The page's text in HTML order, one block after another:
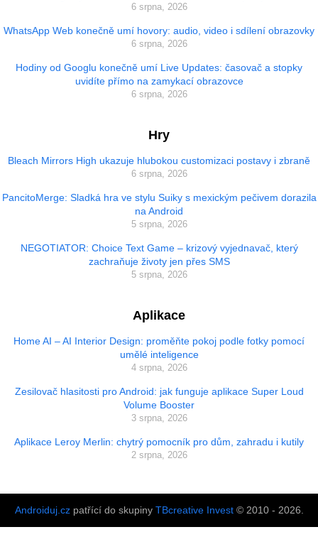
6 srpna, 2026
WhatsApp Web konečně umí hovory: audio, video i sdílení obrazovky
6 srpna, 2026
Hodiny od Googlu konečně umí Live Updates: časovač a stopky
uvidíte přímo na zamykací obrazovce
6 srpna, 2026
Hry
Bleach Mirrors High ukazuje hlubokou customizaci postavy i zbraně
6 srpna, 2026
PancitoMerge: Sladká hra ve stylu Suiky s mexickým pečivem dorazila
na Android
5 srpna, 2026
NEGOTIATOR: Choice Text Game – krizový vyjednavač, který
zachraňuje životy jen přes SMS
5 srpna, 2026
Aplikace
Home AI – AI Interior Design: proměňte pokoj podle fotky pomocí
umělé inteligence
4 srpna, 2026
Zesilovač hlasitosti pro Android: jak funguje aplikace Super Loud
Volume Booster
3 srpna, 2026
Aplikace Leroy Merlin: chytrý pomocník pro dům, zahradu i kutily
2 srpna, 2026
Androiduj.czpatřící do skupiny TBcreative Invest© 2010 - 2026.